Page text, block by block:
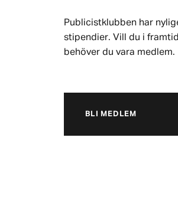
Publicistklubben har
stipendier. Vill du i
behöver du vara medlem.
BLI MEDLEM